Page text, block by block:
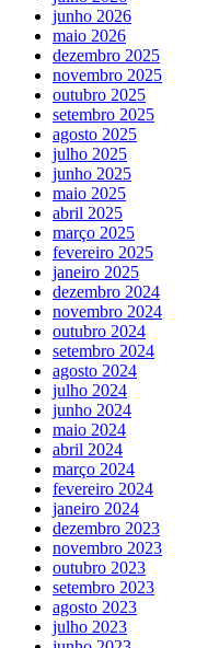
junho 2026
maio 2026
dezembro 2025
novembro 2025
outubro 2025
setembro 2025
agosto 2025
julho 2025
junho 2025
maio 2025
abril 2025
março 2025
fevereiro 2025
janeiro 2025
dezembro 2024
novembro 2024
outubro 2024
setembro 2024
agosto 2024
julho 2024
junho 2024
maio 2024
abril 2024
março 2024
fevereiro 2024
janeiro 2024
dezembro 2023
novembro 2023
outubro 2023
setembro 2023
agosto 2023
julho 2023